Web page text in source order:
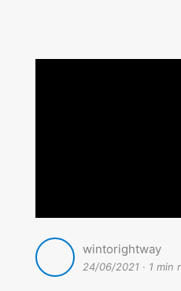
wintorightway
24/06/2021 · 1 min